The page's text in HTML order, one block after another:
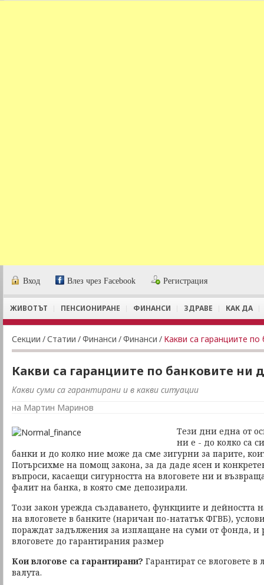
Вход Влез чрез Facebook Регистрация
ЖИВОТЪТ ПЕНСИОНИРАНЕ ФИНАНСИ ЗДРАВЕ КАК ДА
Секции /Статии /Финанси /Финанси / Какви са гаранциите
Какви са гаранциите по банковите ни
Какви суми са гарантирани и в какви ситуации
на Мартин Маринов
Тези дни една от
ни е - до колко са
банки и до колко ние може да сме зигурни за парите,
Потърсихме на помощ закона, за да даде ясен и
въпроси, касаещи сигурността на влоговете ни и
фалит на банка, в която сме депозирали.
Този закон урежда създаването, функциите и дейността
на влоговете в банките (наричан по-нататък ФГВБ),
пораждат задължения за изплащане на суми от фонда, и
влоговете до гарантирания размер
Кои влогове са гарантирани? Гарантират се влоговете
валута.